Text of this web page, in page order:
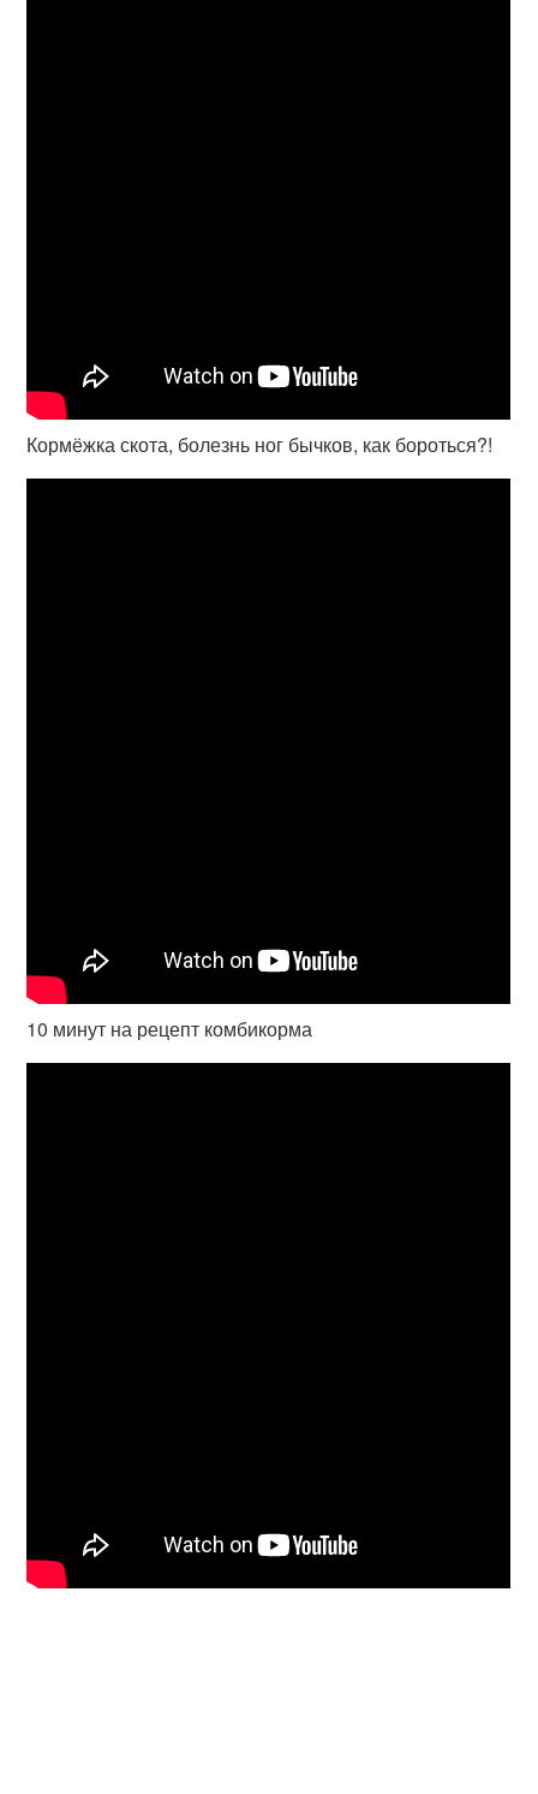
Кормёжка скота, болезнь ног бычков, как бороться?!
10 минут на рецепт комбикорма